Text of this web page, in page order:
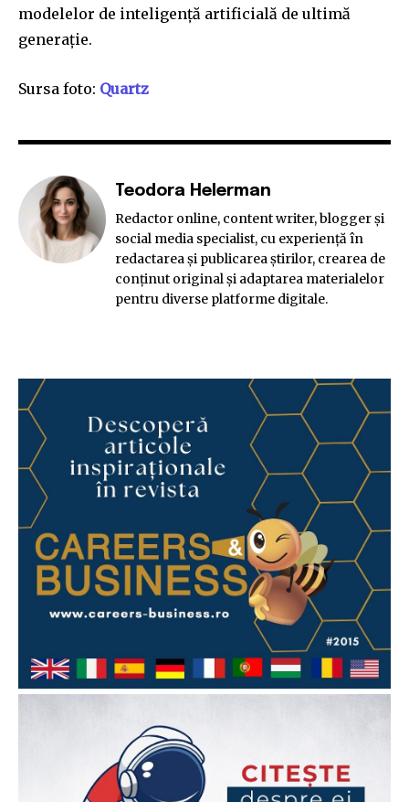
modelelor de inteligență artificială de ultimă
generație.
Sursa foto: Quartz
Teodora Helerman
Redactor online, content writer, blogger și
social media specialist, cu experiență în
redactarea și publicarea știrilor, crearea de
conținut original și adaptarea materialelor
pentru diverse platforme digitale.